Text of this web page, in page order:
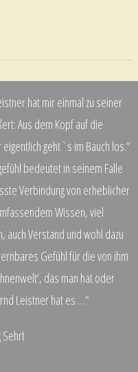
hat mir einmal zu seiner
Aus dem Kopf auf die
geht`s im Bauch los.“
bedeutet in seinem Falle
Verbindung von erheblicher
Wissen, viel
auch Verstand und wohl dazu
Gefühl für die von ihm
das man hat oder
Leistner hat es …“
Sehrt